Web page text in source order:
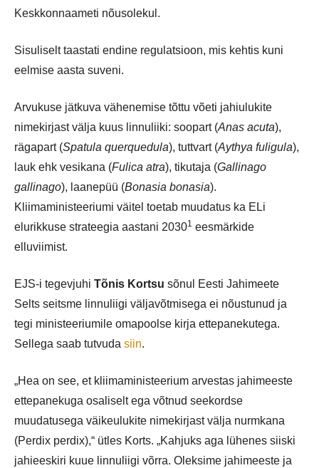
Keskkonnaameti nõusolekul.
Sisuliselt taastati endine regulatsioon, mis kehtis kuni
eelmise aasta suveni.
Arvukuse jätkuva vähenemise tõttu võeti jahiulukite
nimekirjast välja kuus linnuliiki: soopart (Anas acuta),
rägapart (Spatula querquedula), tuttvart (Aythya fuligula),
lauk ehk vesikana (Fulica atra), tikutaja (Gallinago
gallinago), laanepüü (Bonasia bonasia).
Kliimaministeeriumi väitel toetab muudatus ka ELi
elurikkuse strateegia aastani 20301 eesmärkide
elluviimist.
EJS-i tegevjuhi Tõnis Kortsu sõnul Eesti Jahimeete
Selts seitsme linnuliigi väljavõtmisega ei nõustunud ja
tegi ministeeriumile omapoolse kirja ettepanekutega.
Sellega saab tutvuda siin.
„Hea on see, et kliimaministeerium arvestas jahimeeste
ettepanekuga osaliselt ega võtnud seekordse
muudatusega väikeulukite nimekirjast välja nurmkana
(Perdix perdix),“ ütles Korts. „Kahjuks aga lühenes siiski
jahieeskiri kuue linnuliigi võrra. Oleksime jahimeeste ja